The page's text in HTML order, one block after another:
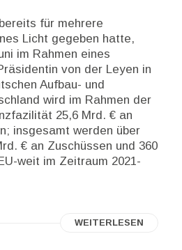
für mehrere
Licht gegeben hatte,
im Rahmen eines
von der Leyen in
Aufbau- und
wird im Rahmen der
25,6 Mrd. € an
insgesamt werden über
€ an Zuschüssen und 360
weit im Zeitraum 2021-
WEITERLESEN